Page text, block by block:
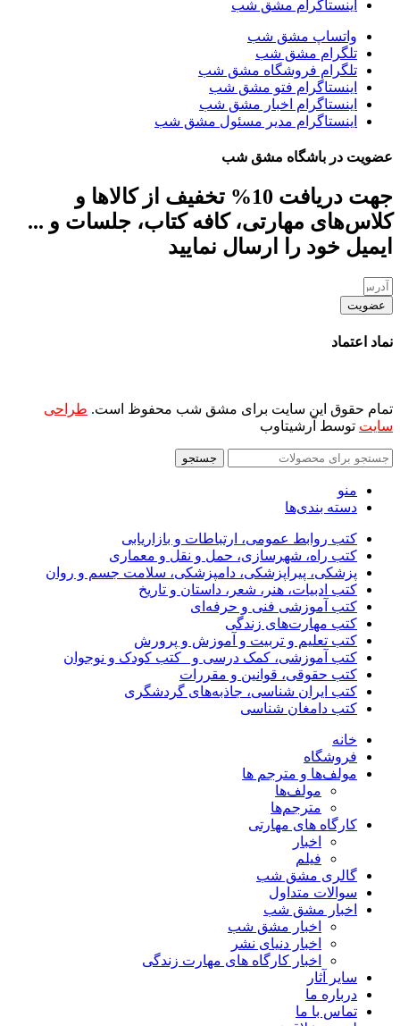
اینستاگرام مشق شب
واتساپ مشق شب
تلگرام مشق شب
تلگرام فروشگاه مشق شب
اینستاگرام فتو مشق شب
اینستاگرام اخبار مشق شب
اینستاگرام مدیر مسئول مشق شب
عضویت در باشگاه مشق شب
جهت دریافت 10% تخفیف از کالاها و
کلاس‌های مهارتی، کافه کتاب، جلسات و ...
ایمیل خود را ارسال نمایید
عضویت
نماد اعتماد
تمام حقوق این سایت برای مشق شب محفوظ است. طراحی
سایت توسط آرشیتاوب
جستجو
منو
دسته بندی‌ها
کتب روابط عمومی، ارتباطات و بازاریابی
کتب راه، شهرسازی، حمل و نقل و معماری
پزشکی، پیراپزشکی، دامپزشکی، سلامت جسم و روان
کتب ادبیات، هنر، شعر، داستان و تاریخ
کتب آموزشی فنی و حرفه‌ای
کتب مهارت‌های زندگی
کتب تعلیم و تربیت و آموزش و پرورش
کتب آموزشی، کمک درسی و _کتب کودک و نوجوان
کتب حقوقی، قوانین و مقررات
کتب ایران شناسی، جاذبه‌های گردشگری
کتب دامغان شناسی
خانه
فروشگاه
مولف‌ها و مترجم ها
مولف‌ها
مترجم‌ها
کارگاه های مهارتی
اخبار
فیلم
گالری مشق شب
سوالات متداول
اخبار مشق شب
اخبار مشق شب
اخبار دنیای نشر
اخبار کارگاه های مهارت زندگی
سایر آثار
درباره ما
تماس با ما